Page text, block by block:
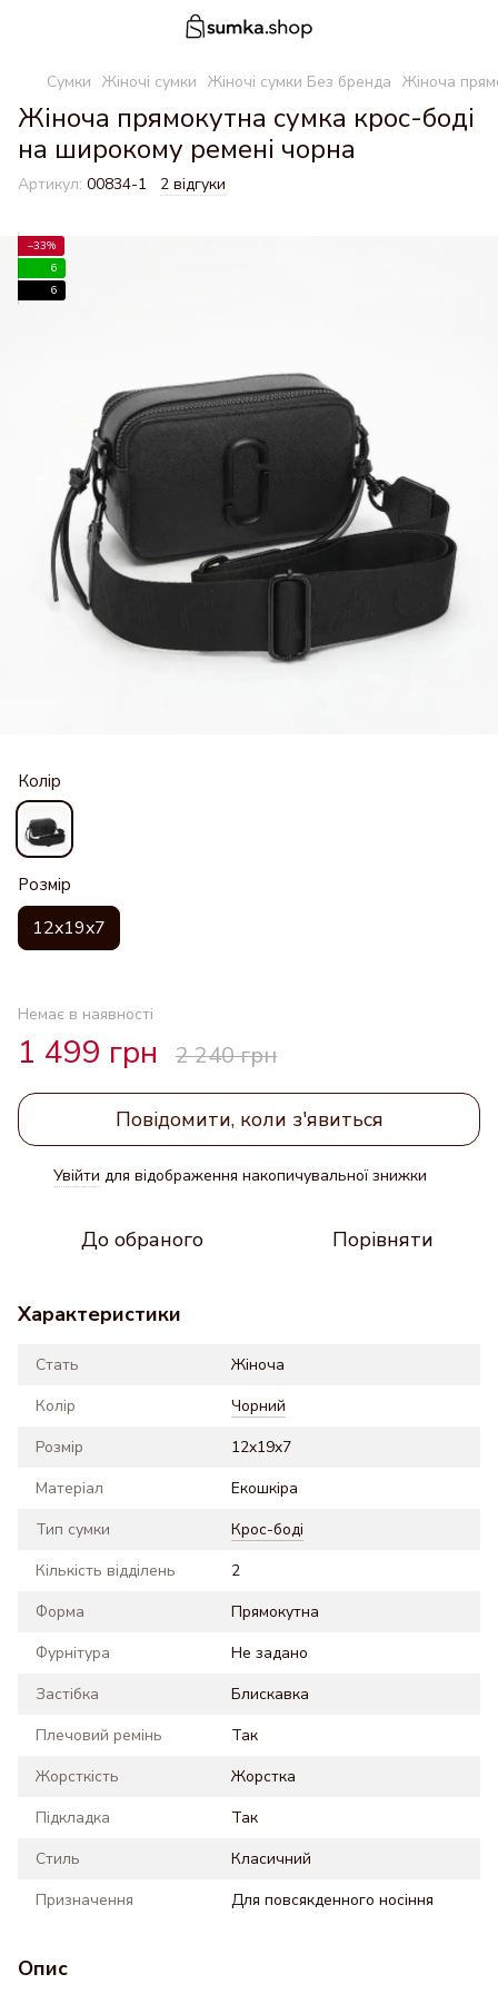
Сумки Жіночі сумки Жіночі сумки Без бренда Жіноча
Жіноча прямокутна сумка крос-боді
на широкому ремені чорна
Артикул: 00834-1 2 відгуки
−33%
6
6
Колір
Розмір
12x19x7
Немає в наявності
1 499 грн 2 240 грн
Повідомити, коли з'явиться
Увійти для відображення накопичувальної знижки
До обраного Порівняти
Характеристики
Стать
Жіноча
Колір
Чорний
Розмір
12x19x7
Матеріал
Екошкіра
Тип сумки
Крос-боді
Кількість відділень
2
Форма
Прямокутна
Фурнітура
Не задано
Застібка
Блискавка
Плечовий ремінь
Так
Жорсткість
Жорстка
Підкладка
Так
Стиль
Класичний
Призначення
Для повсякденного носіння
Опис